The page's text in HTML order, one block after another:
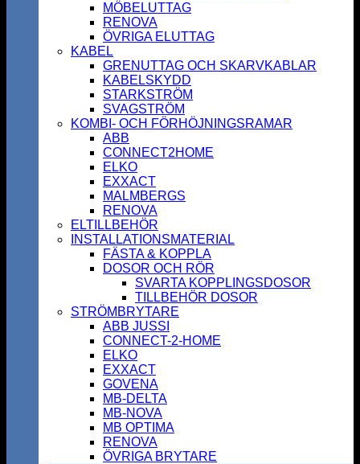
MÖBELUTTAG
RENOVA
ÖVRIGA ELUTTAG
KABEL
GRENUTTAG OCH SKARVKABLAR
KABELSKYDD
STARKSTRÖM
SVAGSTRÖM
KOMBI- OCH FÖRHÖJNINGSRAMAR
ABB
CONNECT2HOME
ELKO
EXXACT
MALMBERGS
RENOVA
ELTILLBEHÖR
INSTALLATIONSMATERIAL
FÄSTA & KOPPLA
DOSOR OCH RÖR
SVARTA KOPPLINGSDOSOR
TILLBEHÖR DOSOR
STRÖMBRYTARE
ABB JUSSI
CONNECT-2-HOME
ELKO
EXXACT
GOVENA
MB-DELTA
MB-NOVA
MB OPTIMA
RENOVA
ÖVRIGA BRYTARE